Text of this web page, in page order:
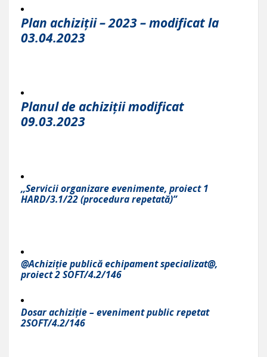
Plan achiziții – 2023 – modificat la
03.04.2023
Planul de achiziții modificat
09.03.2023
,,Servicii organizare evenimente, proiect 1
HARD/3.1/22 (procedura repetată)”
@Achiziție publică echipament specializat@,
proiect 2 SOFT/4.2/146
Dosar achiziție – eveniment public repetat
2SOFT/4.2/146